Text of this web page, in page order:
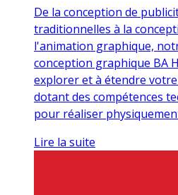
De la conception de
traditionnelles à la
l'animation graphique,
conception graphique BA
explorer et à étendre
dotant des compétences
pour réaliser
Lire la suite